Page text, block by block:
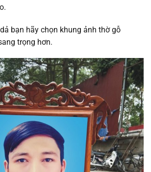
bạn hãy chọn khung ảnh thờ gỗ
trọng hơn.